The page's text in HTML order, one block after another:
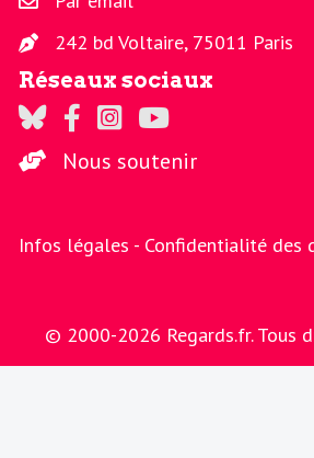
242 bd Voltaire, 75011 Paris
Réseaux sociaux
Regards sur Twitter
Regards sur Facebook
Regards sur Instagram
La chaine Regards
Nous soutenir
Infos légales - Confidentialité des
© 2000-2026 Regards.fr. Tous